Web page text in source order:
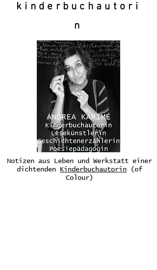
kinderbuchautori
n
Notizen aus Leben und Werkstatt einer
dichtenden
Kinderbuchautorin (of
Colour)